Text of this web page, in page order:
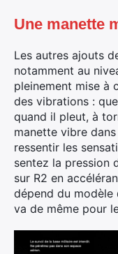
Une manette
Les autres ajouts
notamment au
pleinement mise à
des vibrations :
quand il pleut, à
manette vibre
ressentir les
sentez la pression
sur R2 en
dépend du modèle
va de même pour